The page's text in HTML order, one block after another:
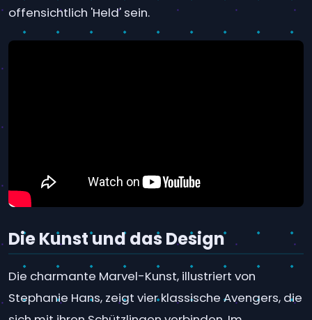
offensichtlich 'Held' sein.
Die Kunst und das Design
Die charmante Marvel-Kunst, illustriert von
Stephanie Hans, zeigt vier klassische Avengers, die